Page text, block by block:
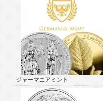
ジャーマニアミント